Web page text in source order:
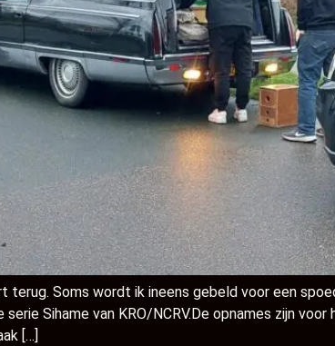
terug. Soms wordt ik ineens gebeld voor een
serie Sihame van KRO/NCRV.De opnames zijn
[…]